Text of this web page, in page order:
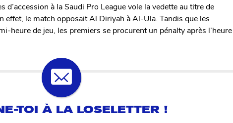
d’accession à la Saudi Pro League vole la vedette au titre de
effet, le match opposait Al Diriyah à Al-Ula. Tandis que les
heure de jeu, les premiers se procurent un pénalty après l’heure